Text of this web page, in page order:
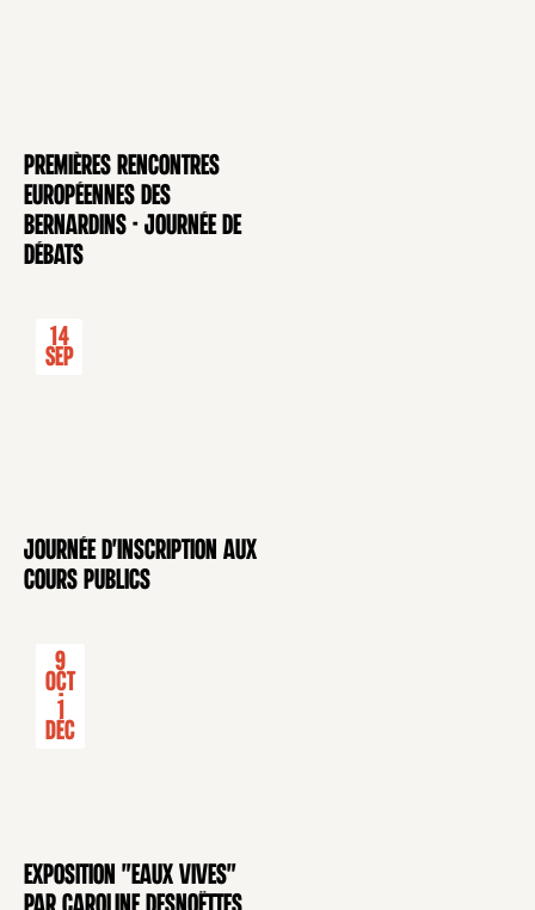
CONFÉRENCE
Premières rencontres
européennes des
Bernardins - Journée de
débats
CONFÉRENCE
14
Sep
Journée d'inscription aux
cours publics
EXPOSITION
9
Oct
-
1
Déc
Exposition "Eaux Vives"